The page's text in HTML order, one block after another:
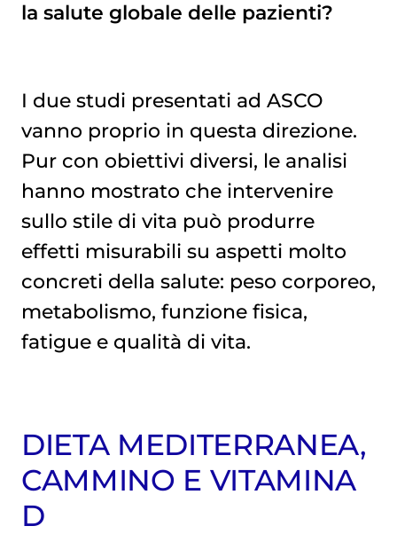
la salute globale delle pazienti?
I due studi presentati ad ASCO
vanno proprio in questa direzione.
Pur con obiettivi diversi, le analisi
hanno mostrato che intervenire
sullo stile di vita può produrre
effetti misurabili su aspetti molto
concreti della salute: peso corporeo,
metabolismo, funzione fisica,
fatigue e qualità di vita.
DIETA MEDITERRANEA,
CAMMINO E VITAMINA
D